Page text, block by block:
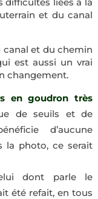
et du canal
canal et du chemin
est aussi un vrai
changement.
en goudron très
de seuils et de
d’aucune
la photo, ce serait
dont parle le
été refait, en tous